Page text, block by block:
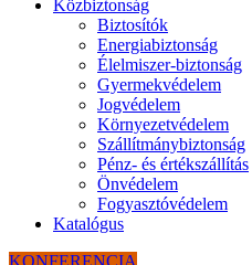
Közbiztonság
Biztosítók
Energiabiztonság
Élelmiszer-biztonság
Gyermekvédelem
Jogvédelem
Környezetvédelem
Szállítmánybiztonság
Pénz- és értékszállítás
Önvédelem
Fogyasztóvédelem
Katalógus
KONFERENCIA